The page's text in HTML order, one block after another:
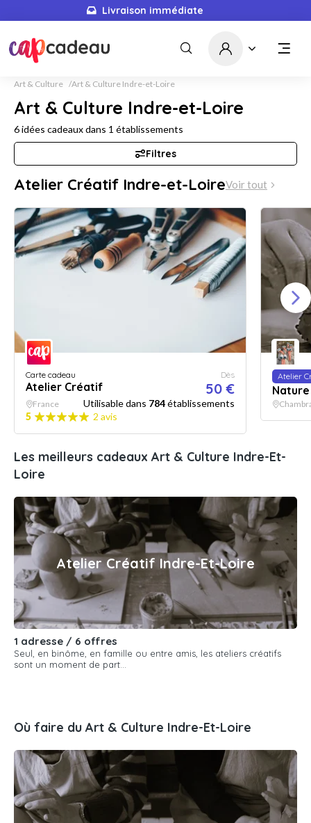
Livraison immédiate
Art & Culture Art & Culture Indre-et-Loire
Art & Culture Indre-et-Loire
6idées cadeaux dans 1 établissements
Filtres
Atelier Créatif Indre-et-LoireVoir tout
Carte cadeau
Atelier Créatif
Dès
50 €
France Utilisable dans 784établissements
5
2 avis
Atelier
Les meilleurs cadeaux Art & Culture Indre-Et-
Loire
Atelier Créatif Indre-Et-Loire
1 adresse / 6 offres
Seul, en binôme, en famille ou entre amis, les ateliers créatifs
sont un moment de part...
Où faire du Art & Culture Indre-Et-Loire